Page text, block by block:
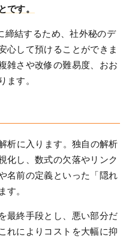
です。
締結するため、社外秘のデ
心して預けることができま
雑さや改修の難易度、おお
す。
析に入ります。独自の解析
化し、数式の欠落やリンク
名前の定義といった「隠れ
。
最終手段とし、悪い部分だ
れによりコストを大幅に抑